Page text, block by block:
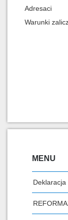
Adresaci
Warunki
MENU